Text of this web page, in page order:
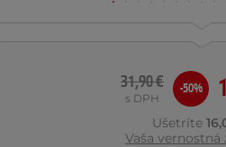
31,90 €
s DPH
-50%
Ušetríte
Vaša vernostná